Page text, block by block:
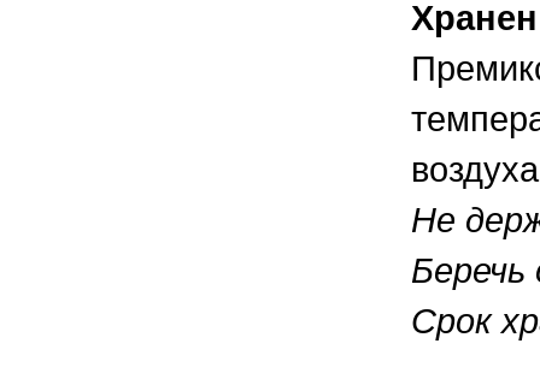
Не
Беречь
Срок